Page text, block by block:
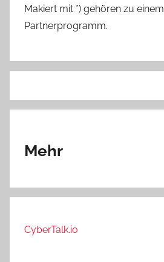
Makiert mit *) gehören zu einem
Partnerprogramm.
Mehr
CyberTalk.io